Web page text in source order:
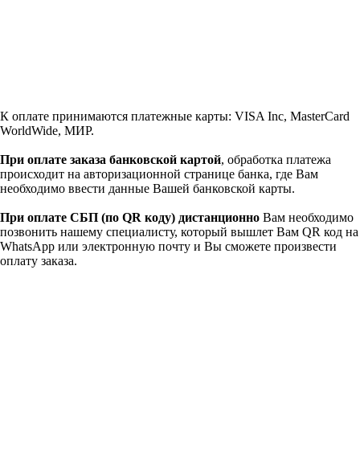
К оплате принимаются платежные карты: VISA Inc, MasterCard
WorldWide, МИР.
При оплате заказа банковской картой, обработка платежа
происходит на авторизационной странице банка, где Вам
необходимо ввести данные Вашей банковской карты.
При оплате СБП (по QR коду) дистанционно Вам необходимо
позвонить нашему специалисту, который вышлет Вам QR код на
WhatsApp или электронную почту и Вы сможете произвести
оплату заказа.